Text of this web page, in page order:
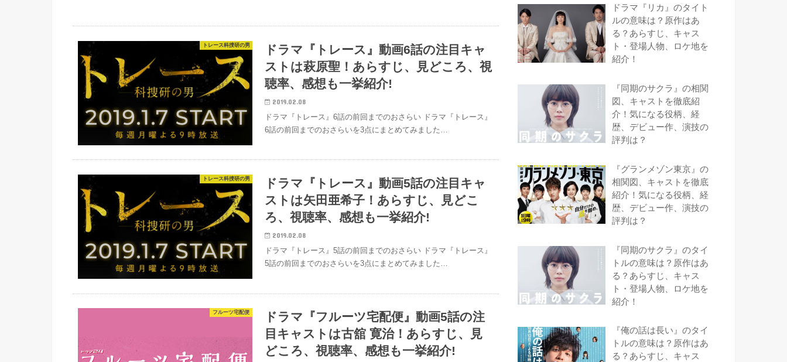
トレース科捜研の男
ドラマ『トレース』動画6話の注目キャ
ストは萩原聖！あらすじ、見どころ、視
聴率、感想も一挙紹介!
2019.02.08
ドラマ『トレース』6話の前回までのおさらい ドラマ『トレース』
6話の前回までのおさらいを3点にまとめてみました…
トレース科捜研の男
ドラマ『トレース』動画5話の注目キャ
ストは矢田亜希子！あらすじ、見どこ
ろ、視聴率、感想も一挙紹介!
2019.02.08
ドラマ『トレース』5話の前回までのおさらい ドラマ『トレース』
5話の前回までのおさらいを3点にまとめてみました…
フルーツ宅配便
ドラマ『フルーツ宅配便』動画5話の注
目キャストは古舘 寛治！あらすじ、見
どころ、視聴率、感想も一挙紹介!
ドラマ『リカ』のタイト
ルの意味は？原作はあ
る？あらすじ、キャス
ト・登場人物、ロケ地を
紹介！
『同期のサクラ』の相関
図、キャストを徹底紹
介！気になる役柄、経
歴、デビュー作、演技の
評判は？
『グランメゾン東京』の
相関図、キャストを徹底
紹介！気になる役柄、経
歴、デビュー作、演技の
評判は？
『同期のサクラ』のタイ
トルの意味は？原作はあ
る？あらすじ、キャス
ト・登場人物、ロケ地を
紹介！
『俺の話は長い』のタイ
トルの意味は？原作はあ
る？あらすじ、キャス